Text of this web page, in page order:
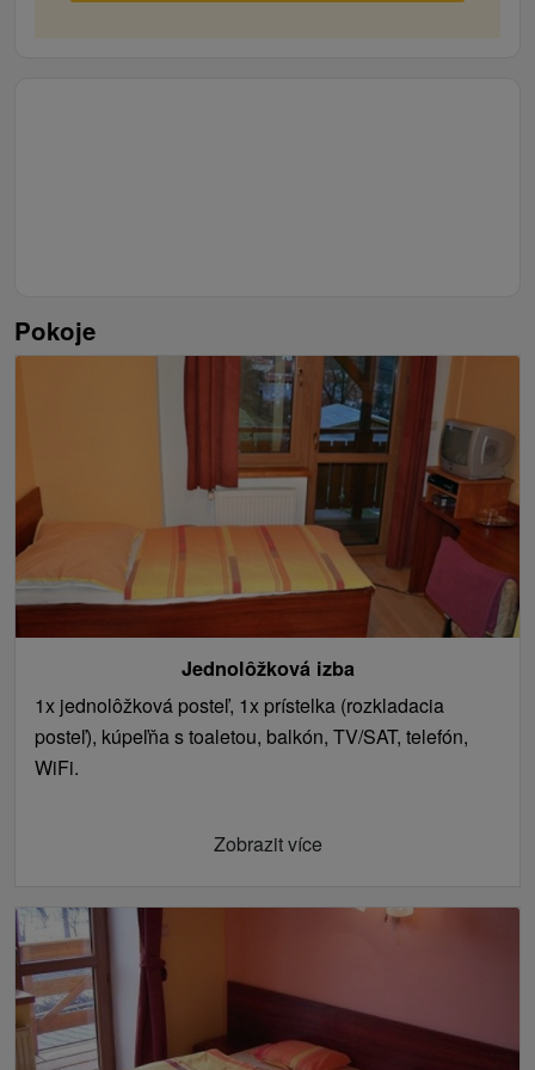
Pokoje
Jednolôžková izba
1x jednolôžková posteľ, 1x prístelka (rozkladacia
posteľ), kúpeľňa s toaletou, balkón, TV/SAT, telefón,
WiFi.
Zobrazit více